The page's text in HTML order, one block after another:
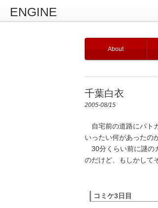
ENGINE
About
千葉白衣
2005-08/15
自宅前の道路にパト
いったい何があったの
30分くらい前に謎の
のだけど、もしかして
コミケ3日目